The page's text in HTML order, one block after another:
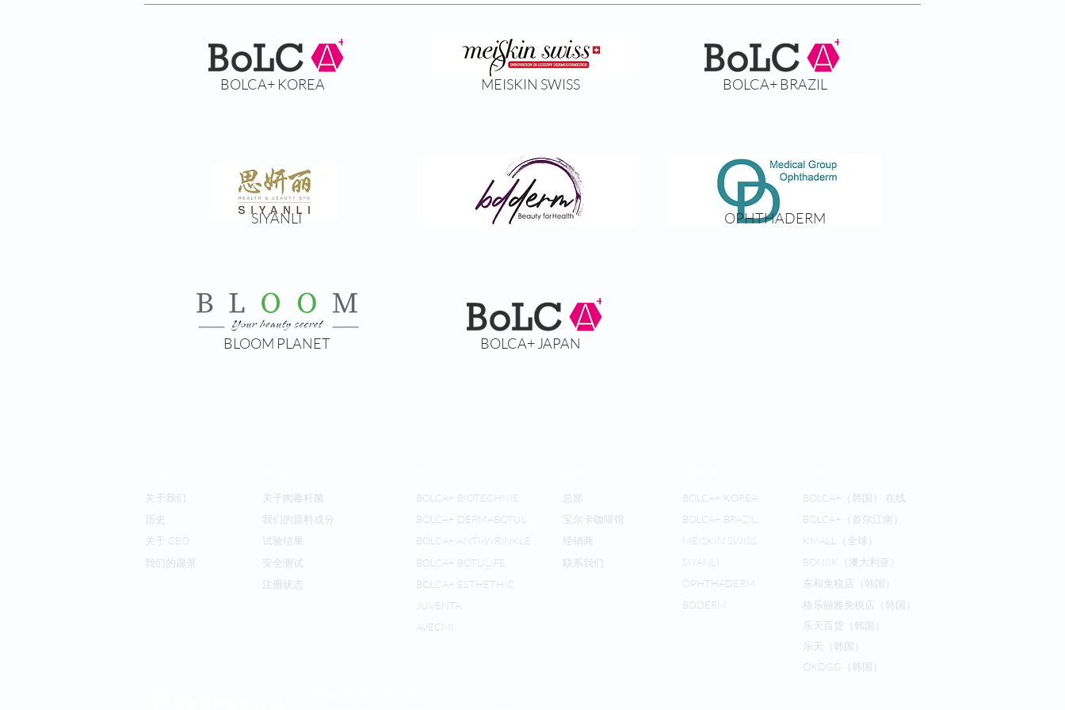
BOLCA+ KOREA
SIYANLI
BLOOM PLANET
MEISKIN SWISS
BDDERM TURKEY
BOLCA+ BRAZIL
OPHTHADERM
BOLCA+ JAPAN
关于我们
历史
关于 CEO
我们的愿景
总部
宝尔卡咖啡馆
经销商
联系我们
关于肉毒杆菌
我们的原料成分
试验结果
安全测试
注册状态
BOLCA+（韩国） 在线
BOLCA+（首尔江南）
KMALL（全球）
东和免税店（韩国）
BONIIK（澳大利亚）
格乐丽雅免税店（韩国）
乐天百货（韩国）
乐天（韩国）
OKDGG（韩国）
BOLCA+ ANTI-WRINKLE
BOLCA+ BIOTECHNIE
BOLCA+ ESTHETHIC
JUVENTA
AVECMI
BOLCA+ DERMABOTUL
OPHTHADERM
BOLCA+ KOREA
MEISKIN SWISS
BOLCA+ BRAZIL
SIYANLI
BDDERM
BOLCA+ BOTULIFE